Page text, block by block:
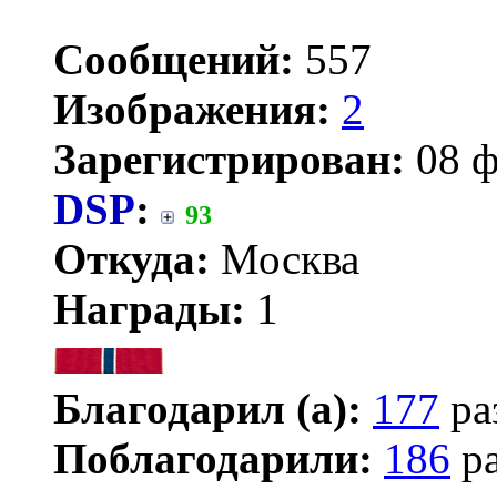
Сообщений: 557
Изображения: 2
Зарегистрирован: 08
DSP: 93
Откуда: Москва
Награды: 1
Благодарил (а): 177
Поблагодарили: 186